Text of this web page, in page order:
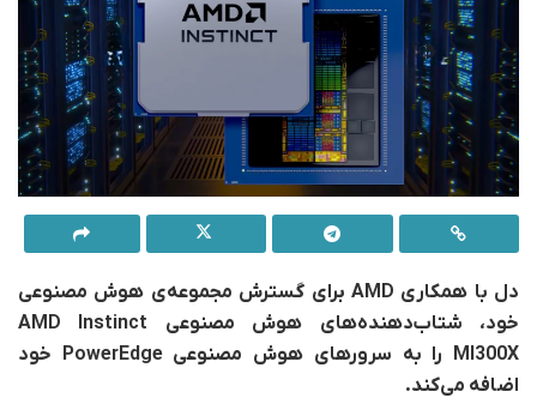
دل با همکاری AMD برای گسترش مجموعه‌ی هوش مصنوعی
خود، شتاب‌دهنده‌های هوش مصنوعی AMD Instinct
MI300X را به سرورهای هوش مصنوعی PowerEdge خود
اضافه می‌کند.